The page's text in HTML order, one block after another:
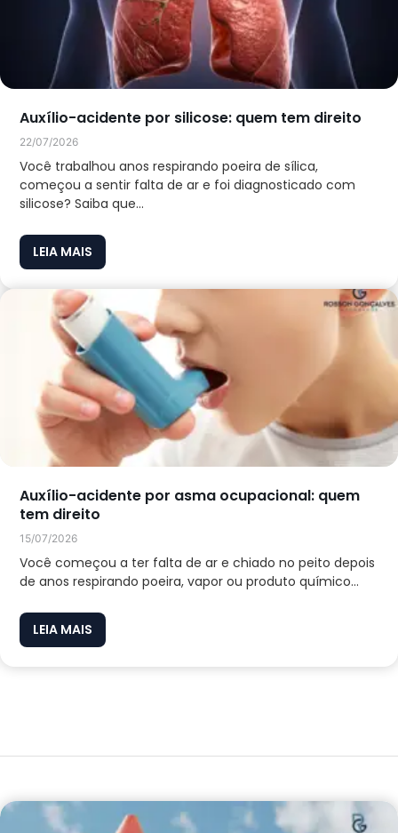
Auxílio-acidente por silicose: quem tem direito
22/07/2026
Você trabalhou anos respirando poeira de sílica,
começou a sentir falta de ar e foi diagnosticado com
silicose? Saiba que...
LEIA MAIS
Auxílio-acidente por asma ocupacional: quem
tem direito
15/07/2026
Você começou a ter falta de ar e chiado no peito depois
de anos respirando poeira, vapor ou produto químico...
LEIA MAIS